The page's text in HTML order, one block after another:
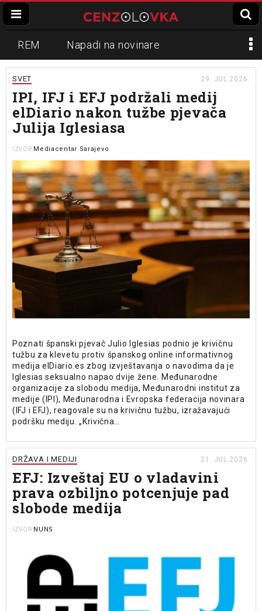
REM Napadi na novinare
Zvučni top
Propaganda Lokalni mediji
Informer Slavko Ćuruvija
SVET 29. JUL 2026.
IPI, IFJ i EFJ podržali medij
elDiario nakon tužbe pjevača
Julija Iglesiasa
IZVOR Mediacentar Sarajevo
Poznati španski pjevač Julio Iglesias podnio je krivičnu
tužbu za klevetu protiv španskog online informativnog
medija elDiario.es zbog izvještavanja o navodima da je
Iglesias seksualno napao dvije žene. Međunarodne
organizacije za slobodu medija, Međunarodni institut za
medije (IPI), Međunarodna i Evropska federacija novinara
(IFJ i EFJ), reagovale su na krivičnu tužbu, izražavajući
podršku mediju. „Krivična…
DRŽAVA I MEDIJI 21. JUL 2026.
EFJ: Izveštaj EU o vladavini
prava ozbiljno potcenjuje pad
slobode medija
IZVOR NUNS